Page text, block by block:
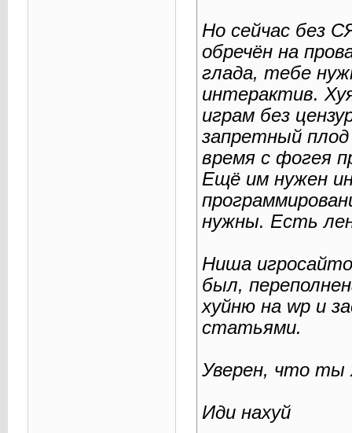
Но сейчас без
обречён на
глада, тебе
интерактив.
играм без
запретный плод
время с фогея
Ещё им нужен
нужны. Есть
Ниша
был,
хуйню на wp и
статьями.
Уверен, что ты
Иди нахуй